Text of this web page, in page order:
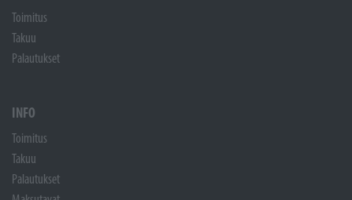
Toimitus
Takuu
Palautukset
INFO
Toimitus
Takuu
Palautukset